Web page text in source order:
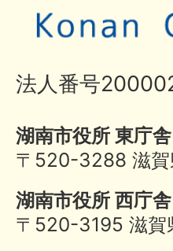
法人番号
湖南市役所 東庁舎
〒520-3288 滋賀
湖南市役所 西庁舎
〒520-3195 滋賀